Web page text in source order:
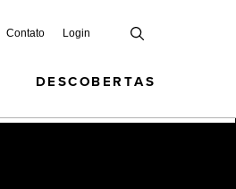
Contato Login
DESCOBERTAS